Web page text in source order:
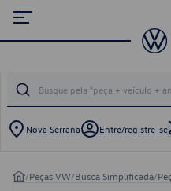
Nova Serrana Entre/registre-se
/Peças VW/Busca Simplificada/